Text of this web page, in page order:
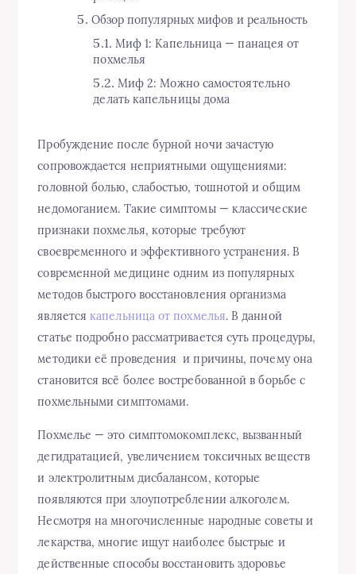
Обзор популярных мифов и реальность
Миф 1: Капельница — панацея от
похмелья
Миф 2: Можно самостоятельно
делать капельницы дома
Пробуждение после бурной ночи зачастую
сопровождается неприятными ощущениями:
головной болью, слабостью, тошнотой и общим
недомоганием. Такие симптомы — классические
признаки похмелья, которые требуют
своевременного и эффективного устранения. В
современной медицине одним из популярных
методов быстрого восстановления организма
являетсякапельница от похмелья. В данной
статье подробно рассматривается суть процедуры,
методики её проведения и причины, почему она
становится всё более востребованной в борьбе с
похмельными симптомами.
Похмелье — это симптомокомплекс, вызванный
дегидратацией, увеличением токсичных веществ
и электролитным дисбалансом, которые
появляются при злоупотреблении алкоголем.
Несмотря на многочисленные народные советы и
лекарства, многие ищут наиболее быстрые и
действенные способы восстановить здоровье